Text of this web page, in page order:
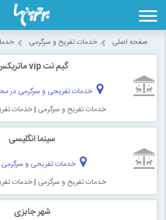
صفحه اصلی خدمات تفریح و سرگرمی
گیم نت vip ماتریکس
خدمات تفریحی و سرگرمی در
خدمات تفریح و سرگرمی |خدمات
سینما انگلیسی
خدمات تفریحی و سرگرمی
خدمات تفریح و سرگرمی |خدمات
شهر جابزی